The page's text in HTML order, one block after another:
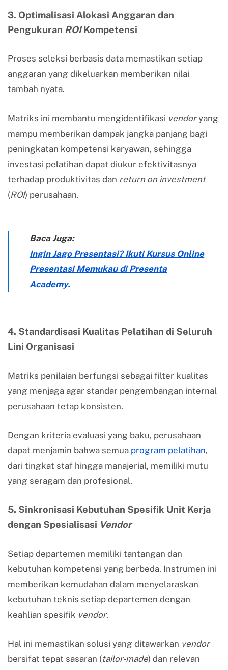
3. Optimalisasi Alokasi Anggaran dan
Pengukuran ROIKompetensi
Proses seleksi berbasis data memastikan setiap
anggaran yang dikeluarkan memberikan nilai
tambah nyata.
Matriks ini membantu mengidentifikasi vendoryang
mampu memberikan dampak jangka panjang bagi
peningkatan kompetensi karyawan, sehingga
investasi pelatihan dapat diukur efektivitasnya
terhadap produktivitas dan return on investment
(ROI) perusahaan.
Baca Juga:
Ingin Jago Presentasi? Ikuti Kursus Online
Presentasi Memukau di Presenta
Academy.
4. Standardisasi Kualitas Pelatihan di Seluruh
Lini Organisasi
Matriks penilaian berfungsi sebagai filter kualitas
yang menjaga agar standar pengembangan internal
perusahaan tetap konsisten.
Dengan kriteria evaluasi yang baku, perusahaan
dapat menjamin bahwa semua program pelatihan,
dari tingkat staf hingga manajerial, memiliki mutu
yang seragam dan profesional.
5. Sinkronisasi Kebutuhan Spesifik Unit Kerja
dengan Spesialisasi Vendor
Setiap departemen memiliki tantangan dan
kebutuhan kompetensi yang berbeda. Instrumen ini
memberikan kemudahan dalam menyelaraskan
kebutuhan teknis setiap departemen dengan
keahlian spesifik vendor.
Hal ini memastikan solusi yang ditawarkan vendor
bersifat tepat sasaran (tailor-made) dan relevan